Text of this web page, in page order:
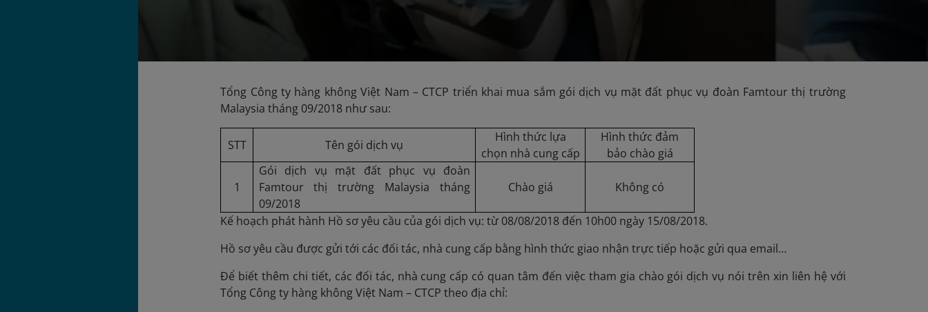
Tổng Công ty hàng không Việt Nam – CTCP triển khai mua sắm gói dịch vụ mặt đất phục vụ đoàn Famtour thị trường
Malaysia tháng 09/2018 như sau:
STT Tên gói dịch vụ
Hình thức lựa
chọn nhà cung cấp
Hình thức đảm
bảo chào giá
1
Gói dịch vụ mặt đất phục vụ đoàn
Famtour thị trường Malaysia tháng
09/2018
Chào giá Không có
Kế hoạch phát hành Hồ sơ yêu cầu của gói dịch vụ: từ 08/08/2018 đến 10h00 ngày 15/08/2018.
Hồ sơ yêu cầu được gửi tới các đối tác, nhà cung cấp bằng hình thức giao nhận trực tiếp hoặc gửi qua email…
Để biết thêm chi tiết, các đối tác, nhà cung cấp có quan tâm đến việc tham gia chào gói dịch vụ nói trên xin liên hệ với
Tổng Công ty hàng không Việt Nam – CTCP theo địa chỉ: